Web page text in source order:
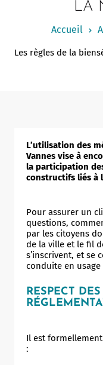
LA
Accueil
Les règles de la
L’utilisation des
Vannes vise à
la participation
constructifs liés à
Pour assurer un
questions,
par les citoyens
de la ville et le fil
s’inscrivent, et se
conduite en
RESPECT
Il est
: